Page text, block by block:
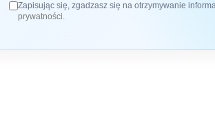
Zapisując się, zgadzasz się na otrzymywanie
prywatności.